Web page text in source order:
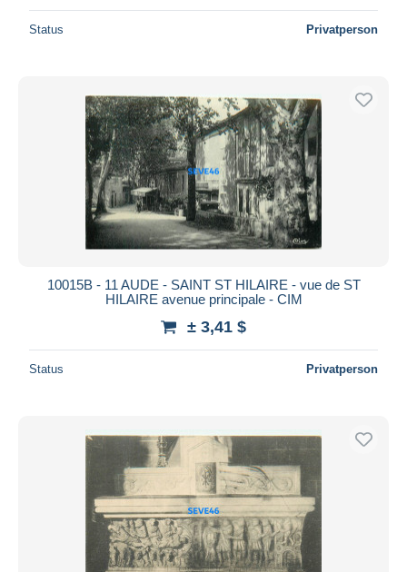
Status Privatperson
10015B - 11 AUDE - SAINT ST HILAIRE - vue de ST
HILAIRE avenue principale - CIM
± 3,41 $
Status Privatperson